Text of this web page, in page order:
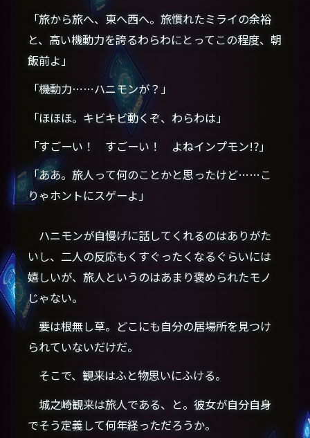
「旅から旅へ、東へ西へ。旅慣れたミライの余裕
と、高い機動力を誇るわらわにとってこの程度、朝
飯前よ」
「機動力……ハニモンが？」
「ほほほ。キビキビ動くぞ、わらわは」
「すごーい！ すごーい！ よねインプモン!?」
「ああ。旅人って何のことかと思ったけど……こ
りゃホントにスゲーよ」
ハニモンが自慢げに話してくれるのはありがた
いし、二人の反応もくすぐったくなるぐらいには
嬉しいが、旅人というのはあまり褒められたモノ
じゃない。
要は根無し草。どこにも自分の居場所を見つけ
られていないだけだ。
そこで、観来はふと物思いにふける。
城之崎観来は旅人である、と。彼女が自分自身
でそう定義して何年経っただろうか。